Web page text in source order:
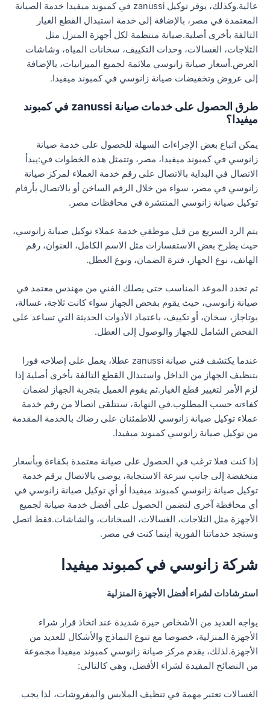
عالية.وكذلك، يوفر توكيل zanussi في كمبوند ميفيدا خدمة الصيانة
المعتمدة في مصر، بالإضافة إلى خدمة استبدال القطع الغيار
التالفة بأخرى أصلية.صيانة منتظمة لكل أجهزة المنزل مثل
الثلاجات، الغسالات، وحدات التكييف، سخانات المياه، وشاشات
العرض.أسعار صيانة زانوسي ملائمة لجميع الميزانيات، بالإضافة
إلى عروض وتخفيضات صيانة زانوسي في كمبوند ميفيدا.
طرق الحصول على خدمات صيانة zanussi في كمبوند
ميفيدا؟
يمكن اتباع بعض الإجراءات السهلة للحصول على خدمة صيانة
زانوسي في كمبوند ميفيدا، مصر، وتتمثل هذه الخطوات في:يبدأ
الاتصال في البداية بالاتصال على رقم خدمة العملاء لمركز صيانة
زانوسي في مصر، سواء من خلال الرقم الساخن أو بالاتصال بأرقام
توكيل صيانة زانوسي المنتشرة في محافظات مصر.
يتم الرد السريع من قبل موظفي خدمة عملاء توكيل صيانة زانوسي،
حيث يطرح بعض الاستفسارات مثل الاسم الكامل، العنوان، رقم
الهاتف، نوع الجهاز، فترة الضمان، ونوع العطل.
ثم تحدد الموعد المناسب حتى يصلك الفني من مهندس معتمد في
صيانة زانوسي، حيث يقوم بفحص الجهاز سواء كانت ثلاجة، غسالة،
بوتاجاز، سخان، أو تكييف، باعتماد الأدوات الحديثة التي تساعد على
الفحص الشامل للجهاز والوصول إلى العطل.
عندما يكتشف فني صيانة zanussi عطلا، يعمل على إصلاحه فورا
بتنظيف الجهاز من الداخل واستبدال القطع التالفة بأخرى أصلية إذا
لزم الأمر لتغيير قطع الغيار.ثم يقوم العميل بتجربة الجهاز لضمان
كفاءته حسب المطلوب.في النهاية، ستتلقى اتصالا من رقم خدمة
عملاء توكيل صيانة زانوسي للاطمئنان على رضاك بالخدمة المقدمة
من توكيل صيانة زانوسي كمبوند ميفيدا.
إذا كنت فعلا ترغب في الحصول على صيانة معتمدة بكفاءة وبأسعار
منخفضة إلى جانب سرعة الاستجابة، يوصى بالاتصال برقم خدمة
توكيل صيانة زانوسي كمبوند ميفيدا أو أي توكيل صيانة زانوسي في
أي محافظة آخرى لتضمن الحصول على أفضل خدمة صيانة لجميع
الأجهزة مثل الثلاجات، الغسالات، السخانات، والشاشات.فقط اتصل
وستجد خدماتنا الفورية أينما كنت في مصر.
شركة زانوسي في كمبوند ميفيدا
استرشادات لشراء أفضل الأجهزة المنزلية
يواجه العديد من الأشخاص حيرة شديدة عند اتخاذ قرار شراء
الأجهزة المنزلية، خصوصا مع تنوع النماذج والأشكال للعديد من
الأجهزة.لذلك، يقدم مركز صيانة زانوسي كمبوند ميفيدا مجموعة
من النصائح المفيدة لشراء الأفضل، وهي كالتالي:
الغسالات تعتبر مهمة في تنظيف الملابس والمفروشات، لذا يجب